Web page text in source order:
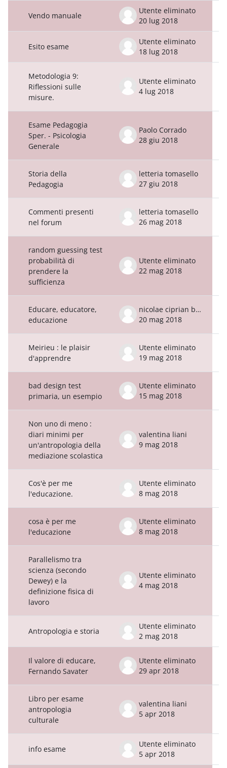
Vendo manuale
Utente eliminato
20 lug 2018
Esito esame
Utente eliminato
18 lug 2018
Metodologia 9:
Riflessioni sulle
misure.
Utente eliminato
4 lug 2018
Esame Pedagogia
Sper. - Psicologia
Generale
Paolo Corrado
28 giu 2018
Storia della
Pedagogia
letteria tomasello
27 giu 2018
Commenti presenti
nel forum
letteria tomasello
26 mag 2018
random guessing test
probabilità di
prendere la
sufficienza
Utente eliminato
22 mag 2018
Educare, educatore,
educazione
nicolae ciprian berchisan
20 mag 2018
Meirieu : le plaisir
d'apprendre
Utente eliminato
19 mag 2018
bad design test
primaria, un esempio
Utente eliminato
15 mag 2018
Non uno di meno :
diari minimi per
un'antropologia della
mediazione scolastica
valentina liani
9 mag 2018
Cos'è per me
l'educazione.
Utente eliminato
8 mag 2018
cosa è per me
l'educazione
Utente eliminato
8 mag 2018
Parallelismo tra
scienza (secondo
Dewey) e la
definizione fisica di
lavoro
Utente eliminato
4 mag 2018
Antropologia e storia
Utente eliminato
2 mag 2018
Il valore di educare,
Fernando Savater
Utente eliminato
29 apr 2018
Libro per esame
antropologia
culturale
valentina liani
5 apr 2018
info esame
Utente eliminato
5 apr 2018